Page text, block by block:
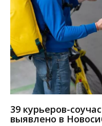
39 курьеров-
выявлено в